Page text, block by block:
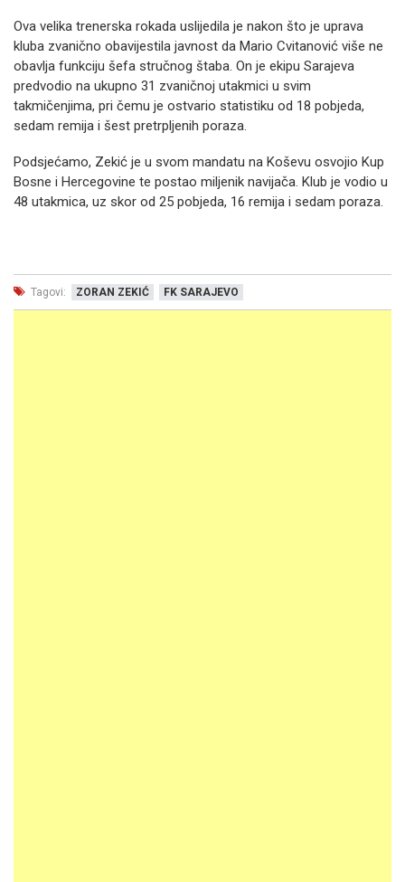
Ova velika trenerska rokada uslijedila je nakon što je uprava
kluba zvanično obavijestila javnost da Mario Cvitanović više ne
obavlja funkciju šefa stručnog štaba. On je ekipu Sarajeva
predvodio na ukupno 31 zvaničnoj utakmici u svim
takmičenjima, pri čemu je ostvario statistiku od 18 pobjeda,
sedam remija i šest pretrpljenih poraza.
Podsjećamo, Zekić je u svom mandatu na Koševu osvojio Kup
Bosne i Hercegovine te postao miljenik navijača. Klub je vodio u
48 utakmica, uz skor od 25 pobjeda, 16 remija i sedam poraza.
Tagovi: ZORAN ZEKIĆ FK SARAJEVO